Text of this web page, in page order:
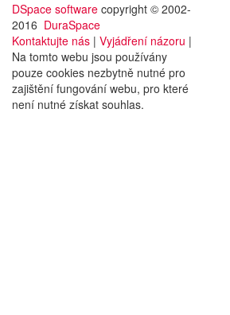
DSpace software copyright © 2002-
2016 DuraSpace
Kontaktujte nás | Vyjádření názoru |
Na tomto webu jsou používány
pouze cookies nezbytně nutné pro
zajištění fungování webu, pro které
není nutné získat souhlas.